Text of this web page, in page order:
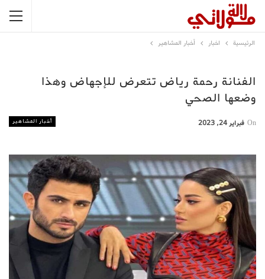
الرئيسية اخبار أخبار المشاهير
الفنانة رحمة رياض تتعرض للإجهاض وهذا
وضعها الصحي
أخبار المشاهير On فبراير 24, 2023